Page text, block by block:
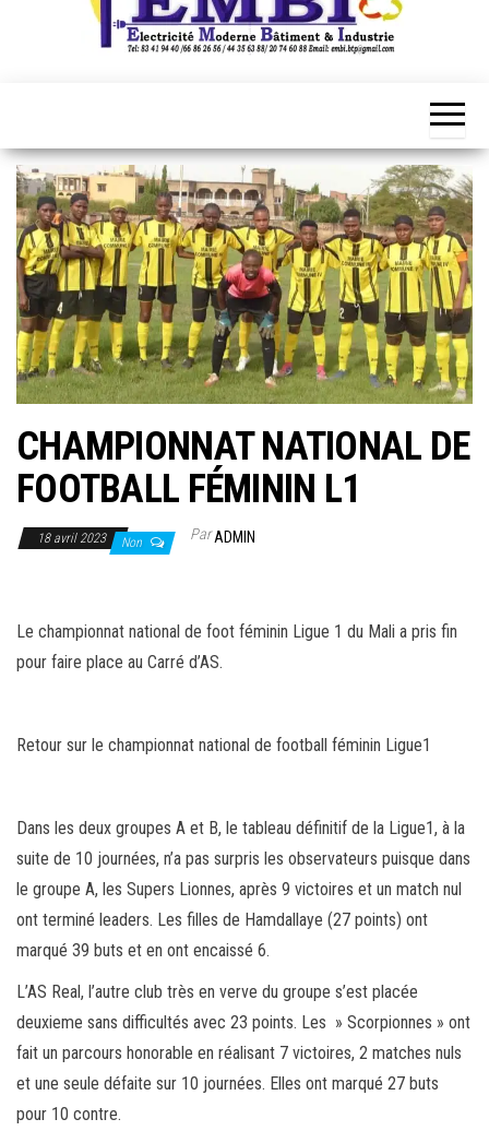
CHAMPIONNAT NATIONAL DE
FOOTBALL FÉMININ L1
18 avril 2023 Non ParADMIN
Le championnat national de foot féminin Ligue 1 du Mali a pris fin
pour faire place au Carré d’AS.
Retour sur le championnat national de football féminin Ligue1
Dans les deux groupes A et B, le tableau définitif de la Ligue1, à la
suite de 10 journées, n’a pas surpris les observateurs puisque dans
le groupe A, les Supers Lionnes, après 9 victoires et un match nul
ont terminé leaders. Les filles de Hamdallaye (27 points) ont
marqué 39 buts et en ont encaissé 6.
L’AS Real, l’autre club très en verve du groupe s’est placée
deuxieme sans difficultés avec 23 points. Les » Scorpionnes » ont
fait un parcours honorable en réalisant 7 victoires, 2 matches nuls
et une seule défaite sur 10 journées. Elles ont marqué 27 buts
pour 10 contre.